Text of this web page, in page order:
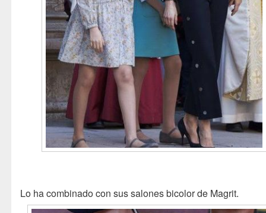
Lo ha combinado con sus salones bicolor de Magrit.